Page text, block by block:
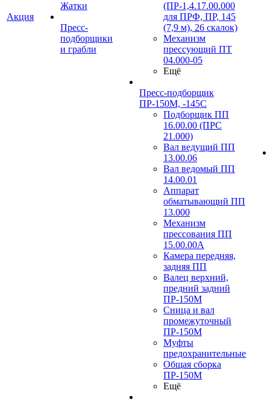
Акция
Жатки
Пресс-
подборщики
и грабли
(ПР-1,4.17.00.000
для ПРФ, ПР, 145
(7,9 м), 26 скалок)
Механизм
прессующий ПТ
04.000-05
Ещё
Пресс-подборщик
ПР-150М, -145С
Подборщик ПП
16.00.00 (ПРС
21.000)
Вал ведущий ПП
13.00.06
Вал ведомый ПП
14.00.01
Аппарат
обматывающий ПП
13.000
Механизм
прессования ПП
15.00.00А
Камера передняя,
задняя ПП
Валец верхний,
предний задний
ПР-150М
Сница и вал
промежуточный
ПР-150М
Муфты
предохранительные
Общая сборка
ПР-150М
Ещё